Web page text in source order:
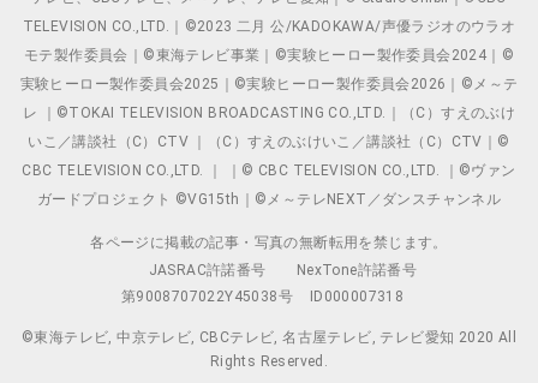
TELEVISION CO.,LTD.｜©2023 二月 公/KADOKAWA/声優ラジオのウラオ
モテ製作委員会｜©東海テレビ事業｜©実験ヒーロー製作委員会2024｜©
実験ヒーロー製作委員会2025｜©実験ヒーロー製作委員会2026｜©メ～テ
レ ｜©TOKAI TELEVISION BROADCASTING CO.,LTD.｜（C）すえのぶけ
いこ／講談社（C）CTV ｜（C）すえのぶけいこ／講談社（C）CTV｜©
CBC TELEVISION CO.,LTD. ｜ ｜© CBC TELEVISION CO.,LTD. ｜©ヴァン
ガードプロジェクト ©VG15th｜©メ～テレNEXT／ダンスチャンネル
各ページに掲載の記事・写真の無断転用を禁じます。
JASRAC許諾番号
NexTone許諾番号
第9008707022Y45038号
ID000007318
©東海テレビ, 中京テレビ, CBCテレビ, 名古屋テレビ, テレビ愛知 2020 All
Rights Reserved.